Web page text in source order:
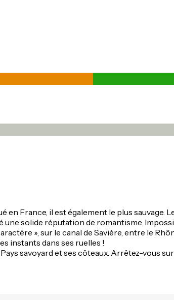
en France, il est également le plus sauvage.
une solide réputation de romantisme.
», sur le canal de Savière, entre le
instants dans ses ruelles !
savoyard et ses côteaux. Arrêtez-vous